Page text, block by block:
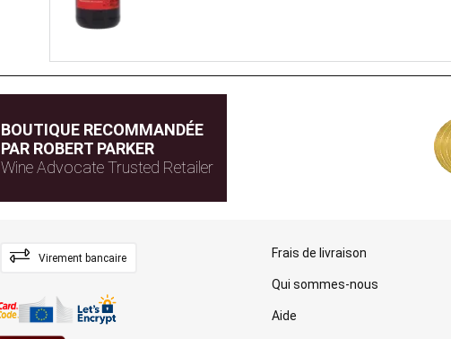
BOUTIQUE RECOMMANDÉE
PAR ROBERT PARKER
Wine Advocate Trusted Retailer
Virement bancaire Frais de livraison
Qui sommes-nous
Aide